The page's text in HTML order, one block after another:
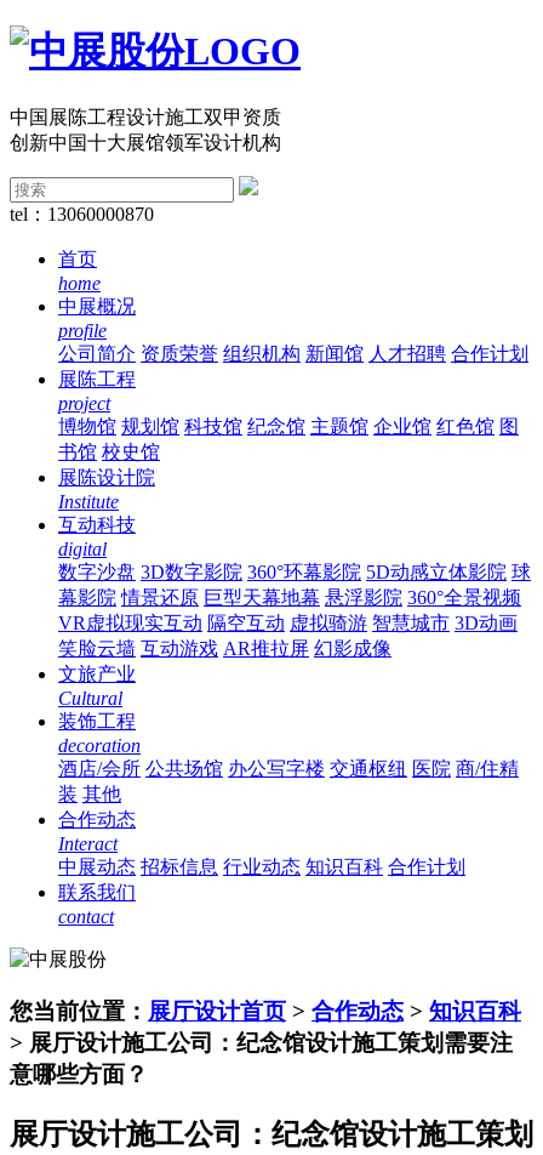
中国展陈工程设计施工双甲资质
创新中国十大展馆领军设计机构
tel：13060000870
首页
home
中展概况
profile
公司简介 资质荣誉 组织机构 新闻馆 人才招聘 合作计划
展陈工程
project
博物馆 规划馆 科技馆 纪念馆 主题馆 企业馆 红色馆 图
书馆 校史馆
展陈设计院
Institute
互动科技
digital
数字沙盘 3D数字影院 360°环幕影院 5D动感立体影院 球
幕影院 情景还原 巨型天幕地幕 悬浮影院 360°全景视频
VR虚拟现实互动 隔空互动 虚拟骑游 智慧城市 3D动画
笑脸云墙 互动游戏 AR推拉屏 幻影成像
文旅产业
Cultural
装饰工程
decoration
酒店/会所 公共场馆 办公写字楼 交通枢纽 医院 商/住精
装 其他
合作动态
Interact
中展动态 招标信息 行业动态 知识百科 合作计划
联系我们
contact
您当前位置： 展厅设计首页 > 合作动态 > 知识百科
> 展厅设计施工公司：纪念馆设计施工策划需要注
意哪些方面？
展厅设计施工公司：纪念馆设计施工策划